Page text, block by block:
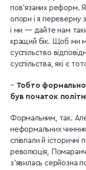
пов’язаних реформ.
опори і я
і ми — дайте нам
кращий бік. Щоб ми
суспільство
суспільства, які є
– Тобто
був початок
Формальним, так.
неформальних
співпали й
революція,
з’явилась серйозна